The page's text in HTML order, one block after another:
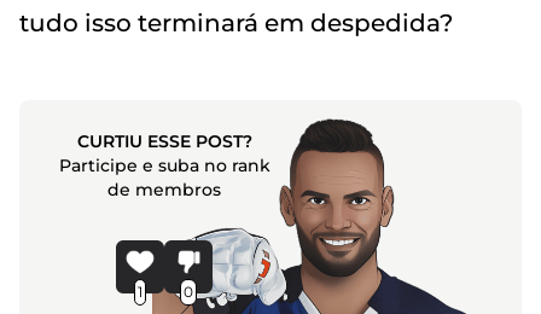
tudo isso terminará em despedida?
CURTIU ESSE POST?
Participe e suba no rank
de membros
1 0